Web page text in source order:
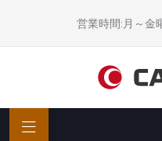
営業時間:月～